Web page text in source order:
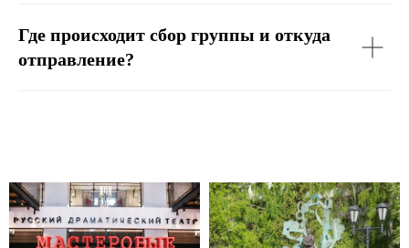
Где происходит сбор группы и откуда
отправление?